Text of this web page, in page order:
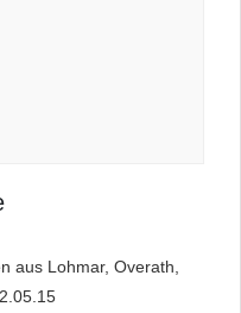
aus Lohmar, Overath,